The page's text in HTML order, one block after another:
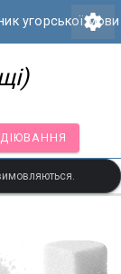
угорської мови
settings
АУДІЮВАННЯ